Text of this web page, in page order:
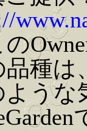
の
品種は
ような